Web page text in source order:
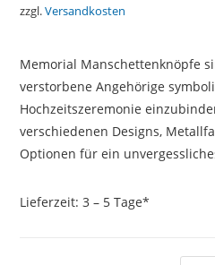
zzgl.Versandkosten
Memorial Manschettenknöpfe
verstorbene Angehörige
Hochzeitszeremonie
verschiedenen Designs,
Optionen für ein
Lieferzeit:3 – 5 Tage*